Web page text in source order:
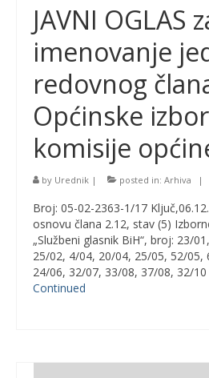
JAVNI OGLAS
imenovanje
redovnog
Općinske
komisije
by Urednik | posted in: Arhiva |
Broj: 05-02-2363-1/17
osnovu člana 2.12, stav (5)
„Službeni glasnik BiH“, broj: 23/
25/02, 4/04, 20/04, 25/05, 52/05,
24/06, 32/07, 33/08, 37/08, 32/
Continued